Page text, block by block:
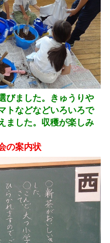
ました。きゅうりや
トなどなどいろいろで
ました。収穫が楽しみ
の案内状